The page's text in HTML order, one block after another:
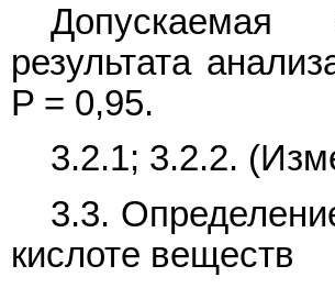
Допускаемая
результата
P = 0,95.
3.2.1; 3.2.2.
3.3.
кислоте веществ